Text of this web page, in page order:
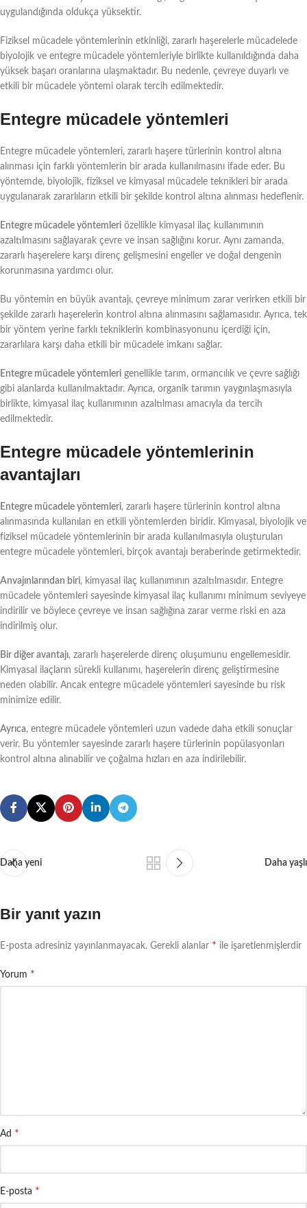
uygulandığında oldukça yüksektir.
Fiziksel mücadele yöntemlerinin etkinliği, zararlı haşerelerle mücadelede
biyolojik ve entegre mücadele yöntemleriyle birlikte kullanıldığında daha
yüksek başarı oranlarına ulaşmaktadır. Bu nedenle, çevreye duyarlı ve
etkili bir mücadele yöntemi olarak tercih edilmektedir.
Entegre mücadele yöntemleri
Entegre mücadele yöntemleri, zararlı haşere türlerinin kontrol altına
alınması için farklı yöntemlerin bir arada kullanılmasını ifade eder. Bu
yöntemde, biyolojik, fiziksel ve kimyasal mücadele teknikleri bir arada
uygulanarak zararlıların etkili bir şekilde kontrol altına alınması hedeflenir.
Entegre mücadele yöntemleri özellikle kimyasal ilaç kullanımının
azaltılmasını sağlayarak çevre ve insan sağlığını korur. Aynı zamanda,
zararlı haşerelere karşı direnç gelişmesini engeller ve doğal dengenin
korunmasına yardımcı olur.
Bu yöntemin en büyük avantajı, çevreye minimum zarar verirken etkili bir
şekilde zararlı haşerelerin kontrol altına alınmasını sağlamasıdır. Ayrıca, tek
bir yöntem yerine farklı tekniklerin kombinasyonunu içerdiği için,
zararlılara karşı daha etkili bir mücadele imkanı sağlar.
Entegre mücadele yöntemleri genellikle tarım, ormancılık ve çevre sağlığı
gibi alanlarda kullanılmaktadır. Ayrıca, organik tarımın yaygınlaşmasıyla
birlikte, kimyasal ilaç kullanımının azaltılması amacıyla da tercih
edilmektedir.
Entegre mücadele yöntemlerinin
avantajları
Entegre mücadele yöntemleri, zararlı haşere türlerinin kontrol altına
alınmasında kullanılan en etkili yöntemlerden biridir. Kimyasal, biyolojik ve
fiziksel mücadele yöntemlerinin bir arada kullanılmasıyla oluşturulan
entegre mücadele yöntemleri, birçok avantajı beraberinde getirmektedir.
Anvajınlarından biri, kimyasal ilaç kullanımının azaltılmasıdır. Entegre
mücadele yöntemleri sayesinde kimyasal ilaç kullanımı minimum seviyeye
indirilir ve böylece çevreye ve insan sağlığına zarar verme riski en aza
indirilmiş olur.
Bir diğer avantajı, zararlı haşerelerde direnç oluşumunu engellemesidir.
Kimyasal ilaçların sürekli kullanımı, haşerelerin direnç geliştirmesine
neden olabilir. Ancak entegre mücadele yöntemleri sayesinde bu risk
minimize edilir.
Ayrıca, entegre mücadele yöntemleri uzun vadede daha etkili sonuçlar
verir. Bu yöntemler sayesinde zararlı haşere türlerinin popülasyonları
kontrol altına alınabilir ve çoğalma hızları en aza indirilebilir.
Daha yeni Daha yaşlı
Bir yanıt yazın
E-posta adresiniz yayınlanmayacak. Gerekli alanlar * ile işaretlenmişlerdir
Yorum *
Ad *
E-posta *